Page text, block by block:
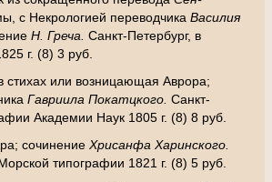
с Некрологией переводчика Василия
Н. Греча. Санкт-Петербург, в
г. (8) 3 руб.
стихах или возницающая Аврора;
Гавриила Покатцкого. Санкт-
Академии Наук 1805 г. (8) 8 руб.
сочинение Хрисанфа Харинского.
типографии 1821 г. (8) 5 руб.